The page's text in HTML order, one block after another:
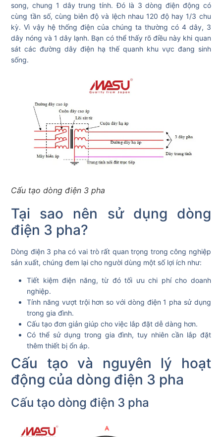
song, chung 1 dây trung tính. Đó là 3 dòng điện động có
cùng tần số, cùng biên độ và lệch nhau 120 độ hay 1/3 chu
kỳ. Vì vậy hệ thống điện của chúng ta thường có 4 dây, 3
dây nóng và 1 dây lạnh. Bạn có thể thấy rõ điều này khi quan
sát các đường dây điện hạ thế quanh khu vực đang sinh
sống.
Cấu tạo dòng điện 3 pha
Tại sao nên sử dụng dòng
điện 3 pha?
Dòng điện 3 pha có vai trò rất quan trọng trong công nghiệp
sản xuất, chúng đem lại cho người dùng một số lợi ích như:
Tiết kiệm điện năng, từ đó tối ưu chi phí cho doanh
nghiệp.
Tính năng vượt trội hơn so với dòng điện 1 pha sử dụng
trong gia đình.
Cấu tạo đơn giản giúp cho việc lắp đặt dễ dàng hơn.
Có thể sử dụng trong gia đình, tuy nhiên cần lắp đặt
thêm thiết bị ổn áp.
Cấu tạo và nguyên lý hoạt
động của dòng điện 3 pha
Cấu tạo dòng điện 3 pha